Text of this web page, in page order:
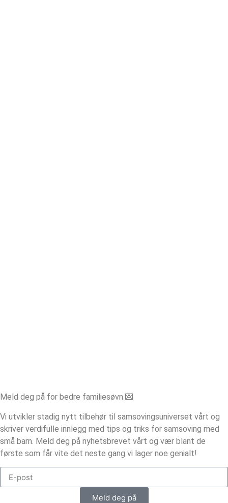
Meld deg på for bedre familiesøvn 💌
Vi utvikler stadig nytt tilbehør til samsovingsuniverset vårt og
skriver verdifulle innlegg med tips og triks for samsoving med
små barn. Meld deg på nyhetsbrevet vårt og vær blant de
første som får vite det neste gang vi lager noe genialt!
Meld deg på